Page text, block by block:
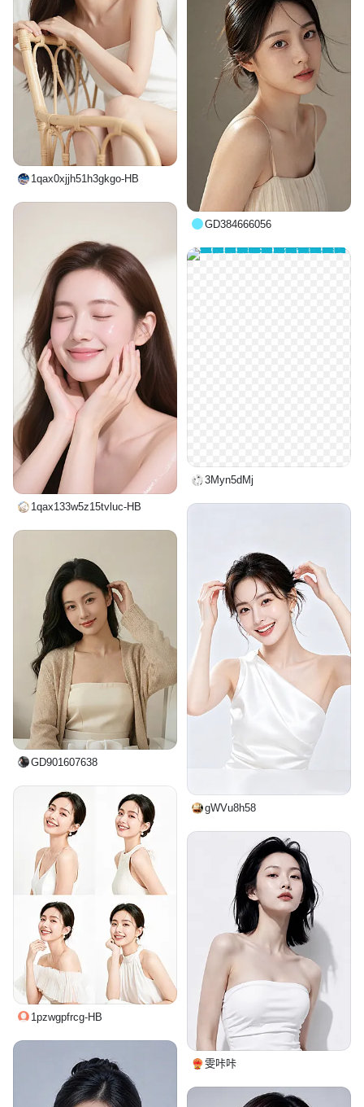
1qax0xjjh51h3gkgo-HB
GD384666056
1qax133w5z15tvluc-HB
3Myn5dMj
gWVu8h58
GD901607638
1pzwgpfrcg-HB
雯咔咔